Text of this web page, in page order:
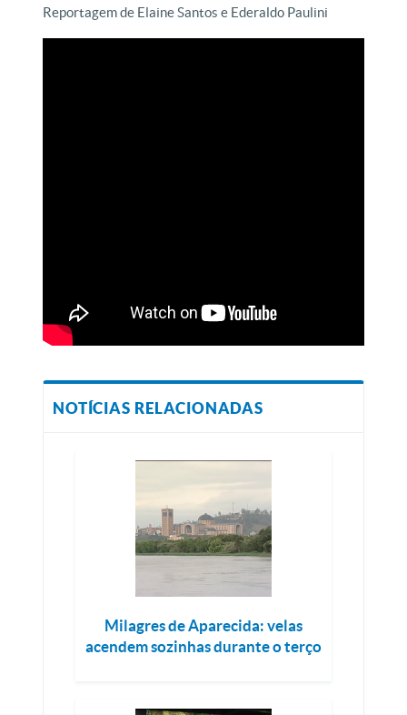
Reportagem de Elaine Santos e Ederaldo Paulini
NOTÍCIAS RELACIONADAS
Milagres de Aparecida: velas
acendem sozinhas durante o terço